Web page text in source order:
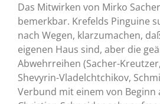
Das Mitwirken von Mirko
bemerkbar. Krefelds Pinguine
nach Wegen, klarzumachen,
eigenen Haus sind, aber die
Abwehrreihen (Sacher-
Shevyrin-Vladelchtchikov,
Verbund mit einem von Beginn